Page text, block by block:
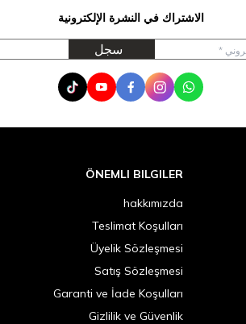
الاشتراك في النشرة الإلكترونية
سجل
WhatsApp
Instagram
Facebook
Youtube
Tik Tok
ÖNEMLI BILGILER
hakkımızda
Teslimat Koşulları
Üyelik Sözleşmesi
Satış Sözleşmesi
Garanti ve İade Koşulları
Gizlilik ve Güvenlik